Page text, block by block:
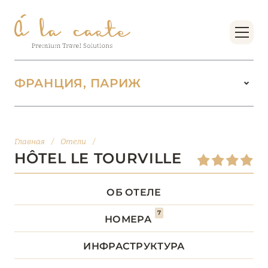
ФРАНЦИЯ, ПАРИЖ
БОРДО (НОВАЯ
АКВИТАНИЯ)
14
БРЕТАНЬ 5
БУРГУНДИЯ
Главная / Отели /
HÔTEL LE TOURVILLE
ОБ ОТЕЛЕ
НОМЕРА
7
ИНФРАСТРУКТУРА